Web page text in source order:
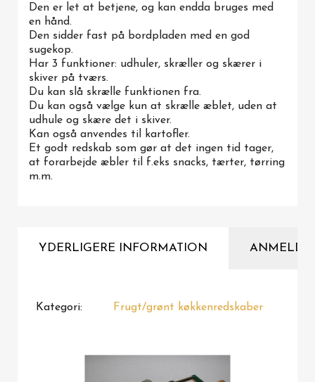
Den er let at betjene, og kan endda bruges med
en hånd.
Den sidder fast på bordpladen med en god
sugekop.
Har 3 funktioner: udhuler, skræller og skærer i
skiver på tværs.
Du kan slå skrælle funktionen fra.
Du kan også vælge kun at skrælle æblet, uden at
udhule og skære det i skiver.
Kan også anvendes til kartofler.
Et godt redskab som gør at det ingen tid tager,
at forarbejde æbler til f.eks snacks, tærter, tørring
m.m.
YDERLIGERE INFORMATION
Kategori Frugt/grønt køkkenredskaber